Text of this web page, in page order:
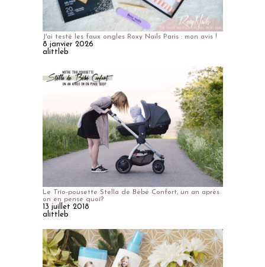
J'ai testé les faux ongles Roxy Nails Paris : mon avis !
8 janvier 2026
alittleb
Le Trio-pousette Stella de Bébé Confort, un an après
on en pense quoi?
13 juillet 2018
alittleb